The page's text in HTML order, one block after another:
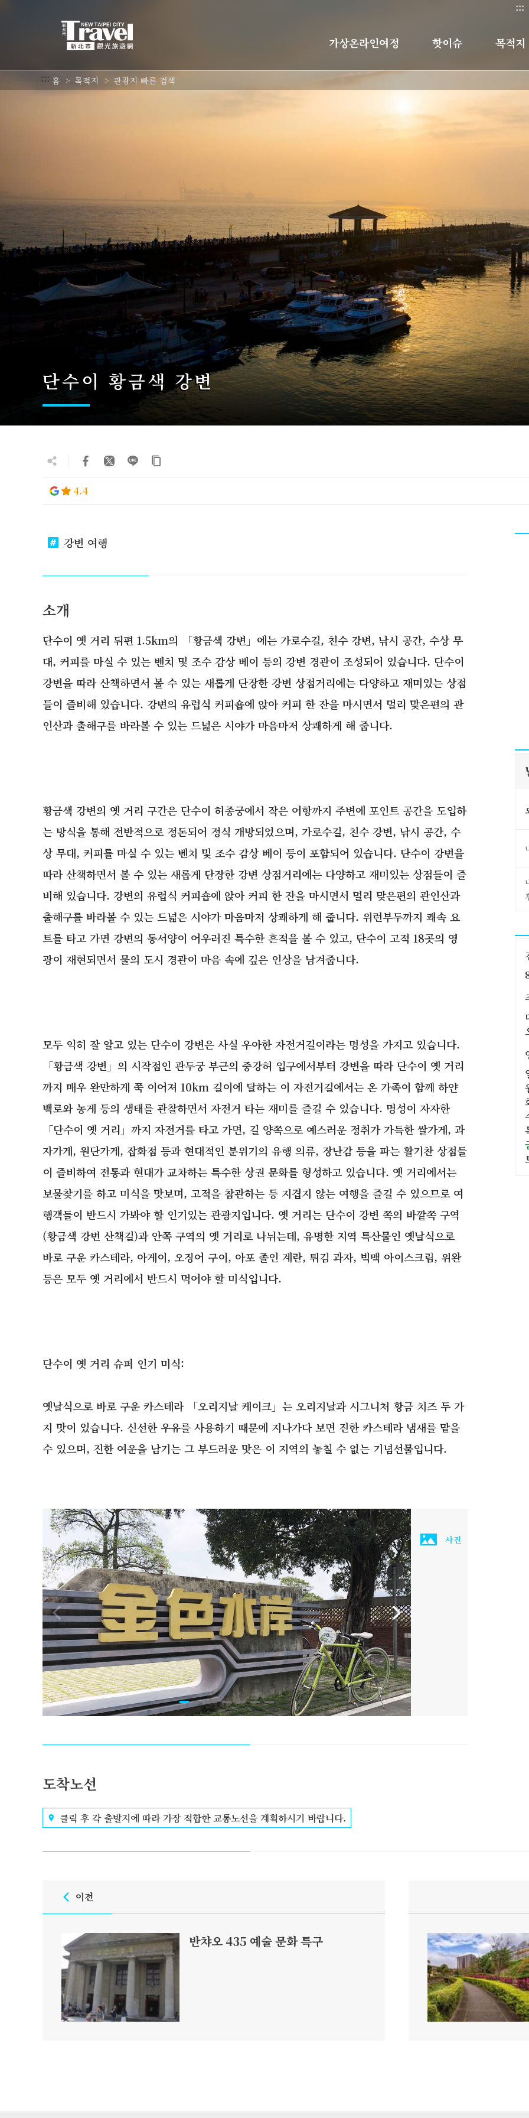
으
:::
가상온라인여정 핫이슈 목적지
::: 홈 목적지 관광지 빠른 검색
단수이 황금색 강변
4.4
강변 여행
소개
단수이 옛 거리 뒤편 1.5km의 「황금색 강변」에는 가로수길, 친수 강변, 낚시 공간, 수상 무
대, 커피를 마실 수 있는 벤치 및 조수 감상 베이 등의 강변 경관이 조성되어 있습니다. 단수이
강변을 따라 산책하면서 볼 수 있는 새롭게 단장한 강변 상점거리에는 다양하고 재미있는 상점
들이 즐비해 있습니다. 강변의 유럽식 커피숍에 앉아 커피 한 잔을 마시면서 멀리 맞은편의 관
인산과 출해구를 바라볼 수 있는 드넓은 시야가 마음마저 상쾌하게 해 줍니다.
황금색 강변의 옛 거리 구간은 단수이 허종궁에서 작은 어항까지 주변에 포인트 공간을 도입하
는 방식을 통해 전반적으로 정돈되어 정식 개방되었으며, 가로수길, 친수 강변, 낚시 공간, 수
상 무대, 커피를 마실 수 있는 벤치 및 조수 감상 베이 등이 포함되어 있습니다. 단수이 강변을
따라 산책하면서 볼 수 있는 새롭게 단장한 강변 상점거리에는 다양하고 재미있는 상점들이 즐
비해 있습니다. 강변의 유럽식 커피숍에 앉아 커피 한 잔을 마시면서 멀리 맞은편의 관인산과
출해구를 바라볼 수 있는 드넓은 시야가 마음마저 상쾌하게 해 줍니다. 위런부두까지 쾌속 요
트를 타고 가면 강변의 동서양이 어우러진 특수한 흔적을 볼 수 있고, 단수이 고적 18곳의 영
광이 재현되면서 물의 도시 경관이 마음 속에 깊은 인상을 남겨줍니다.
모두 익히 잘 알고 있는 단수이 강변은 사실 우아한 자전거길이라는 명성을 가지고 있습니다.
「황금색 강변」의 시작점인 관두궁 부근의 중강허 입구에서부터 강변을 따라 단수이 옛 거리
까지 매우 완만하게 쭉 이어져 10km 길이에 달하는 이 자전거길에서는 온 가족이 함께 하얀
백로와 농게 등의 생태를 관찰하면서 자전거 타는 재미를 즐길 수 있습니다. 명성이 자자한
「단수이 옛 거리」까지 자전거를 타고 가면, 길 양쪽으로 예스러운 정취가 가득한 쌀가게, 과
자가게, 원단가게, 잡화점 등과 현대적인 분위기의 유행 의류, 장난감 등을 파는 활기찬 상점들
이 즐비하여 전통과 현대가 교차하는 특수한 상권 문화를 형성하고 있습니다. 옛 거리에서는
보물찾기를 하고 미식을 맛보며, 고적을 참관하는 등 지겹지 않는 여행을 즐길 수 있으므로 여
행객들이 반드시 가봐야 할 인기있는 관광지입니다. 옛 거리는 단수이 강변 쪽의 바깥쪽 구역
(황금색 강변 산책길)과 안쪽 구역의 옛 거리로 나뉘는데, 유명한 지역 특산물인 옛날식으로
바로 구운 카스테라, 아게이, 오징어 구이, 아포 졸인 계란, 튀김 과자, 빅맥 아이스크림, 위완
등은 모두 옛 거리에서 반드시 먹어야 할 미식입니다.
단수이 옛 거리 슈퍼 인기 미식:
옛날식으로 바로 구운 카스테라 「오리지날 케이크」는 오리지날과 시그니처 황금 치즈 두 가
지 맛이 있습니다. 신선한 우유를 사용하기 때문에 지나가다 보면 진한 카스테라 냄새를 맡을
수 있으며, 진한 여운을 남기는 그 부드러운 맛은 이 지역의 놓칠 수 없는 기념선물입니다.
사진
도착노선
클릭 후 각 출발지에 따라 가장 적합한 교통노선을 계획하시기 바랍니다.
이전
반챠오 435 예술 문화 특구